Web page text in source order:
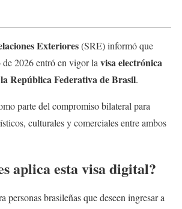
Exteriores(SRE) informó que
de 2026 entró en vigor la visa electrónica
República Federativa de Brasil.
parte del compromiso bilateral para
culturales y comerciales entre ambos
aplica esta visa digital?
personas brasileñas que deseen ingresar a